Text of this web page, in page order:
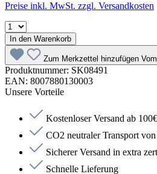
Preise inkl. MwSt. zzgl. Versandkosten
In den Warenkorb
Zum Merkzettel hinzufügen
Produktnummer: SK08491
EAN: 8007880130003
Unsere Vorteile
Kostenloser Versand ab
CO2 neutraler Transport
Sicherer Versand in extra
Schnelle Lieferung